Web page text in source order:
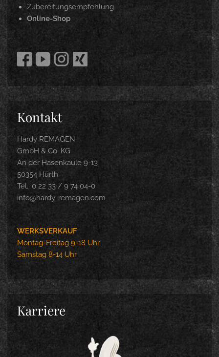
Zubereitungsempfehlung
Online-Shop
Kontakt
Hardy REMAGEN
GmbH & Co. KG
An der Hasenkaule 9-13
50354 Hürth
Tel.: 0 22 33 / 9 74 04-0
info@hardy-remagen.com
WERKSVERKAUF
Montag-Freitag 9-18 Uhr
Samstag 8-14 Uhr
Karriere